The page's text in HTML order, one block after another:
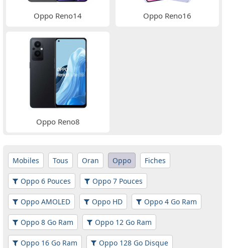
Oppo Reno14 Oppo Reno16
Oppo Reno8
Mobiles Tous Oran Oppo Fiches
Oppo 6 Pouces Oppo 7 Pouces
Oppo AMOLED Oppo HD Oppo 4 Go Ram
Oppo 8 Go Ram Oppo 12 Go Ram
Oppo 16 Go Ram Oppo 128 Go Disque